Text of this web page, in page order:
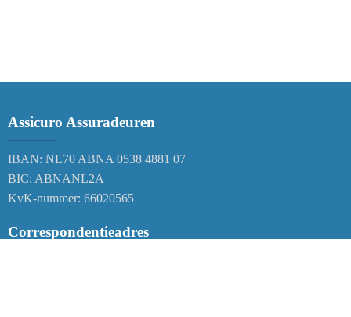
Assicuro Assuradeuren
IBAN: NL70 ABNA 0538 4881 07
BIC: ABNANL2A
KvK-nummer: 66020565
Correspondentieadres